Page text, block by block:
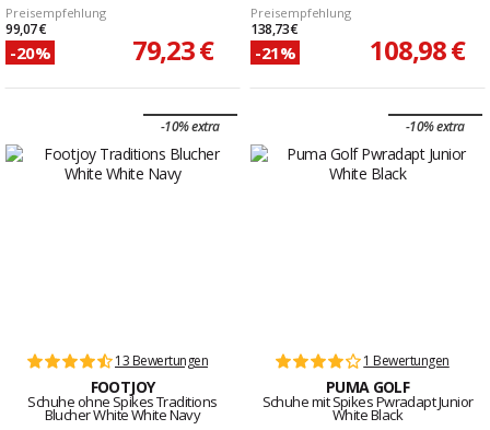
Preisempfehlung
99,07 €
-20% 79,23 €
Preisempfehlung
138,73 €
-21% 108,98 €
-10% extra
13 Bewertungen
FOOTJOY
Schuhe ohne Spikes Traditions
Blucher White White Navy
-10% extra
1 Bewertungen
PUMA GOLF
Schuhe mit Spikes Pwradapt Junior
White Black